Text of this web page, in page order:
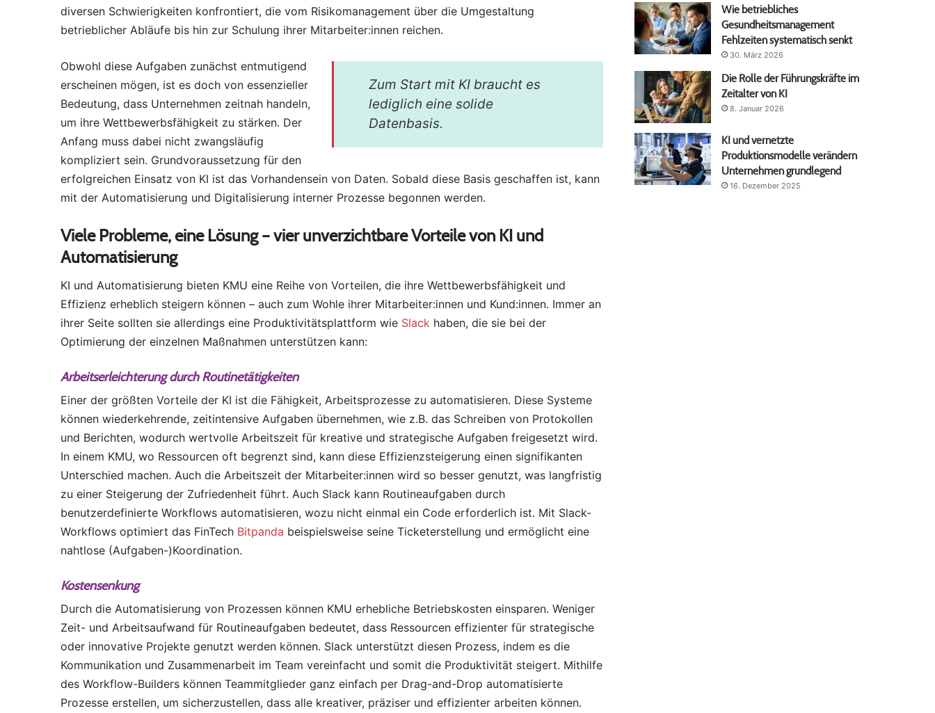
diversen Schwierigkeiten konfrontiert, die vom Risikomanagement über die Umgestaltung
betrieblicher Abläufe bis hin zur Schulung ihrer Mitarbeiter:innen reichen.
Zum Start mit KI braucht es
lediglich eine solide
Datenbasis.
Obwohl diese Aufgaben zunächst entmutigend
erscheinen mögen, ist es doch von essenzieller
Bedeutung, dass Unternehmen zeitnah handeln,
um ihre Wettbewerbsfähigkeit zu stärken. Der
Anfang muss dabei nicht zwangsläufig
kompliziert sein. Grundvoraussetzung für den
erfolgreichen Einsatz von KI ist das Vorhandensein von Daten. Sobald diese Basis geschaffen ist, kann
mit der Automatisierung und Digitalisierung interner Prozesse begonnen werden.
Viele Probleme, eine Lösung – vier unverzichtbare Vorteile von KI und
Automatisierung
KI und Automatisierung bieten KMU eine Reihe von Vorteilen, die ihre Wettbewerbsfähigkeit und
Effizienz erheblich steigern können – auch zum Wohle ihrer Mitarbeiter:innen und Kund:innen. Immer an
ihrer Seite sollten sie allerdings eine Produktivitätsplattform wie Slack haben, die sie bei der
Optimierung der einzelnen Maßnahmen unterstützen kann:
Arbeitserleichterung durch Routinetätigkeiten
Einer der größten Vorteile der KI ist die Fähigkeit, Arbeitsprozesse zu automatisieren. Diese Systeme
können wiederkehrende, zeitintensive Aufgaben übernehmen, wie z.B. das Schreiben von Protokollen
und Berichten, wodurch wertvolle Arbeitszeit für kreative und strategische Aufgaben freigesetzt wird.
In einem KMU, wo Ressourcen oft begrenzt sind, kann diese Effizienzsteigerung einen signifikanten
Unterschied machen. Auch die Arbeitszeit der Mitarbeiter:innen wird so besser genutzt, was langfristig
zu einer Steigerung der Zufriedenheit führt. Auch Slack kann Routineaufgaben durch
benutzerdefinierte Workflows automatisieren, wozu nicht einmal ein Code erforderlich ist. Mit Slack-
Workflows optimiert das FinTech Bitpanda beispielsweise seine Ticketerstellung und ermöglicht eine
nahtlose (Aufgaben-)Koordination.
Kostensenkung
Durch die Automatisierung von Prozessen können KMU erhebliche Betriebskosten einsparen. Weniger
Zeit- und Arbeitsaufwand für Routineaufgaben bedeutet, dass Ressourcen effizienter für strategische
oder innovative Projekte genutzt werden können. Slack unterstützt diesen Prozess, indem es die
Kommunikation und Zusammenarbeit im Team vereinfacht und somit die Produktivität steigert. Mithilfe
des Workflow-Builders können Teammitglieder ganz einfach per Drag-and-Drop automatisierte
Prozesse erstellen, um sicherzustellen, dass alle kreativer, präziser und effizienter arbeiten können.
Wie betriebliches
Gesundheitsmanagement
Fehlzeiten systematisch senkt
30. März 2026
Die Rolle der Führungskräfte im
Zeitalter von KI
8. Januar 2026
KI und vernetzte
Produktionsmodelle verändern
Unternehmen grundlegend
16. Dezember 2025